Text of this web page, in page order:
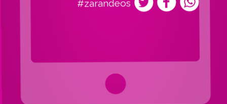
#zarandeos